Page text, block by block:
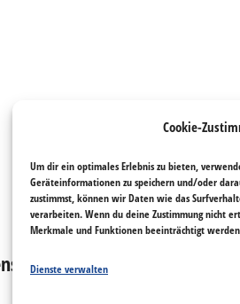
Cookie-
Um dir ein optimales Erlebnis zu bieten,
Geräteinformationen zu speichern und/oder
zustimmst, können wir Daten wie das
verarbeiten. Wenn du deine Zustimmung nicht
Merkmale und Funktionen beeinträchtigt
Dienste verwalten
|Rotary-Magazin